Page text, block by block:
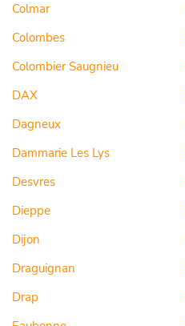
Colmar
Colombes
Colombier Saugnieu
DAX
Dagneux
Dammarie Les Lys
Desvres
Dieppe
Dijon
Draguignan
Drap